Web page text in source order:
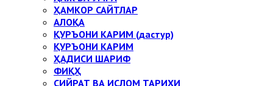
ҲАМКОР САЙТЛАР
АЛОҚА
ҚУРЪОНИ КАРИМ (дастур)
ҚУРЪОНИ КАРИМ
ҲАДИСИ ШАРИФ
ФИҚҲ
СИЙРАТ ВА ИСЛОМ ТАРИХИ